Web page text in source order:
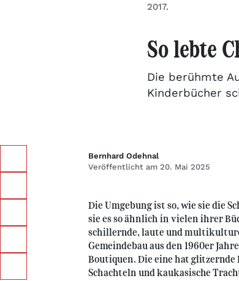
2017.
So lebte
Die berühmte
Kinderbücher
Bernhard Odehnal
Veröffentlicht am 20. Mai 2025
Die Umgebung ist so, wie sie die
sie es so ähnlich in vielen ihrer
schillernde, laute und
Gemeindebau aus den 1960er
Boutiquen. Die eine hat
Schachteln und kaukasische